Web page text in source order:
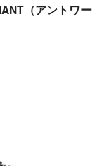
（アントワー